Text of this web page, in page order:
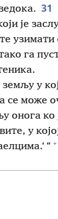
31
је
узимати
га
у
се може
онога ко
у
“ +